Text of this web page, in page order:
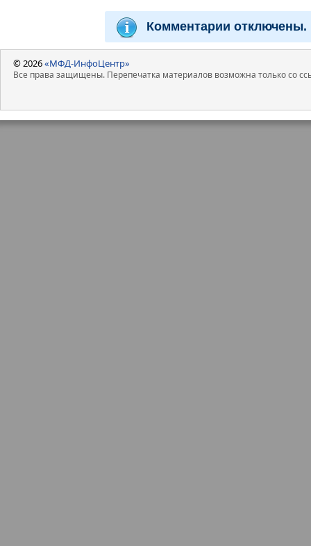
Комментарии отключены.
© 2026«МФД-ИнфоЦентр»
Все права защищены. Перепечатка материалов возможна только со